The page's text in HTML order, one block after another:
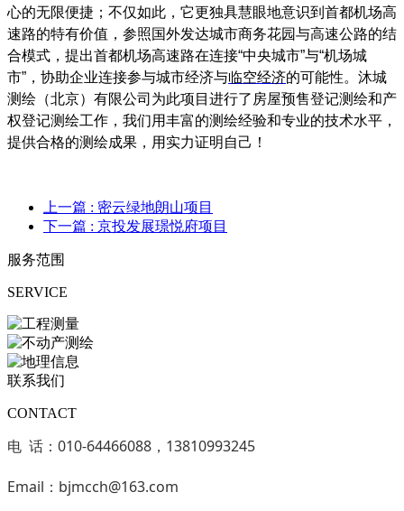
心的无限便捷；不仅如此，它更独具慧眼地意识到首都机场高
速路的特有价值，参照国外发达城市商务花园与高速公路的结
合模式，提出首都机场高速路在连接“中央城市”与“机场城
市” ，协助企业连接参与城市经济与临空经济的可能性。沐城
测绘（北京）有限公司为此项目进行了房屋预售登记测绘和产
权登记测绘工作， 我们用丰富的测绘经验和专业的技术水平，
提供合格的测绘成果，用实力证明自己！
上一篇 : 密云绿地朗山项目
下一篇 : 京投发展璟悦府项目
服务范围
SERVICE
联系我们
CONTACT
电 话：010-64466088，13810993245
Email：bjmcch@163.com